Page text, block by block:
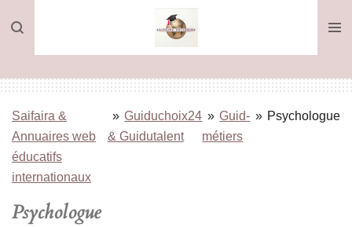
au
contenu
principal
Saifaira &
Annuaires web
éducatifs
internationaux
» Guiduchoix24
& Guidutalent
» Guid-
métiers
» Psychologue
Psychologue